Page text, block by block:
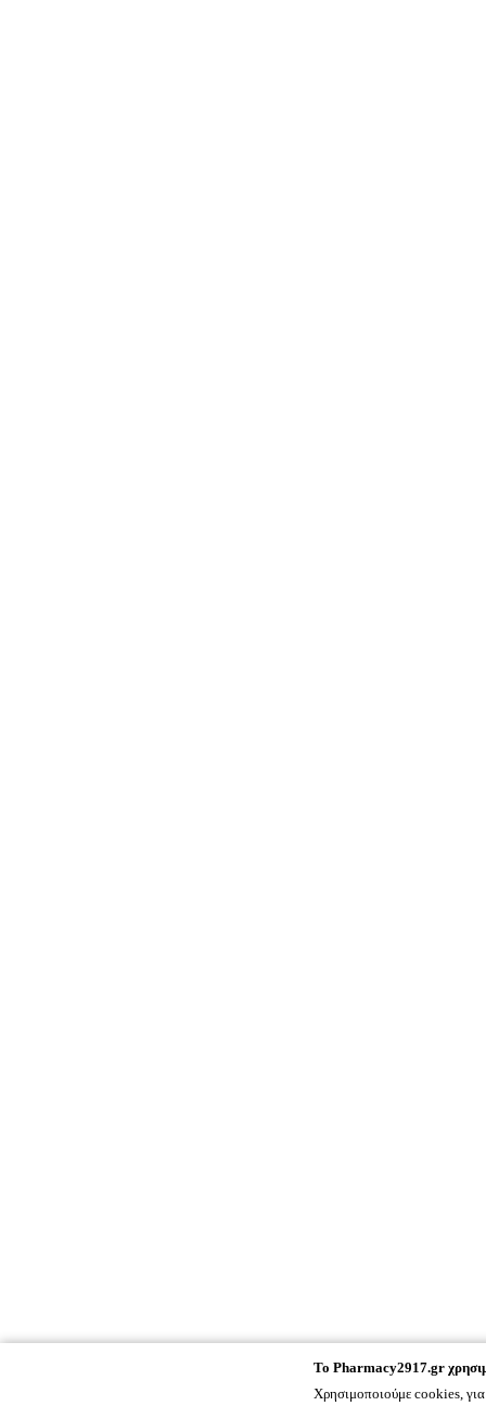
To Pharmacy2917.gr
Χρησιμοποιούμε cookies,